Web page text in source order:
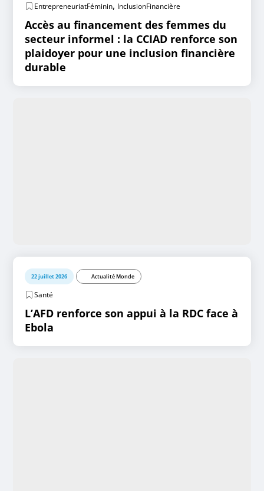
EntrepreneuriatFéminin, InclusionFinancière
Accès au financement des femmes du
secteur informel : la CCIAD renforce son
plaidoyer pour une inclusion financière
durable
22 juillet 2026 Actualité Monde
Santé
L’AFD renforce son appui à la RDC face à
Ebola